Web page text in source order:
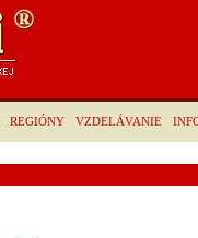
REGIÓNY VZDELÁVANIE